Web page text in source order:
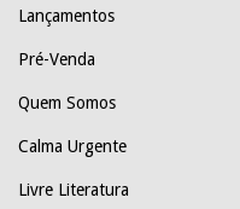
Lançamentos
Pré-Venda
Quem Somos
Calma Urgente
Livre Literatura